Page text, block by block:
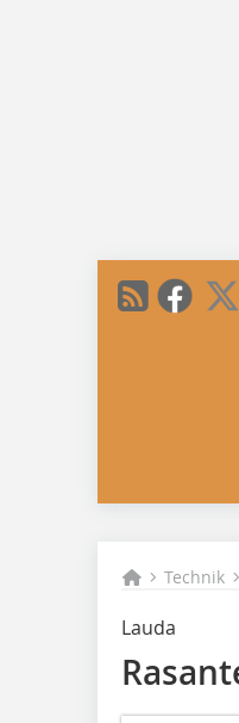
Technik
Lauda